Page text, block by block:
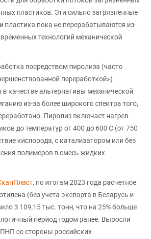
пластиков. Эти сильно загрязненные
пластика пока не перерабатываются из-
технологий механической
посредством пиролиза (часто
переработкой»)
качестве альтернативы механической
из-за более широкого спектра того,
Пиролиз включает нагрев
до температур от 400 до 600 C (от 750
кислорода, с катализатором или без
полимеров в смесь жидких
, по итогам 2023 года расчетное
(без учета экспорта в Беларусь и
3 109,15 тыс. тонн, что на 25% больше
период годом ранее. Выросли
со стороны российских